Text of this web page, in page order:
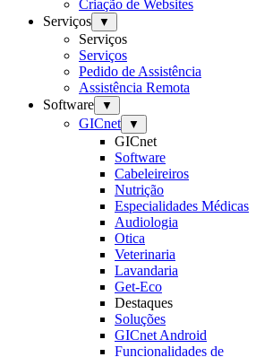
Criação de Websites
Serviços
▼
Serviços
Serviços
Pedido de Assistência
Assistência Remota
Software
▼
GICnet ▼
GICnet
Software
Cabeleireiros
Nutrição
Especialidades Médicas
Audiologia
Otica
Veterinaria
Lavandaria
Get-Eco
Destaques
Soluções
GICnet Android
Funcionalidades de